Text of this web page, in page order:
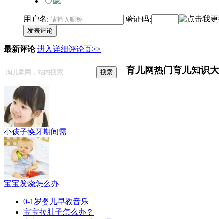
用户名: 验证码:
发表评论
最新评论 进入详细评论页>>
搜索 育儿网热门育儿知识
小孩子换牙期间需
宝宝发烧怎么办
0-1岁婴儿早教音乐
宝宝拉肚子怎么办？